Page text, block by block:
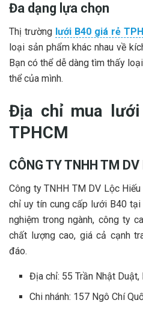
Đa dạng lựa chọn
Thị trường lưới B40 giá rẻ
loại sản phẩm khác nhau về
Bạn có thể dễ dàng tìm thấy
thể của mình.
Địa chỉ mua
TPHCM
CÔNG TY TNHH TM
Công ty TNHH TM DV Lộc
chỉ uy tín cung cấp lưới B40 tại
nghiệm trong ngành, công ty
chất lượng cao, giá cả cạnh
đáo.
Địa chỉ: 55 Trần Nhật Duật,
Chi nhánh: 157 Ngô Chí